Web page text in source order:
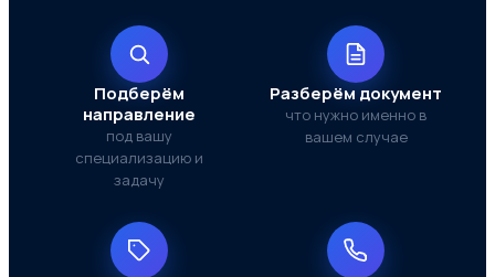
Подберём
направление
под вашу
специализацию и
задачу
Разберём документ
что нужно именно в
вашем случае